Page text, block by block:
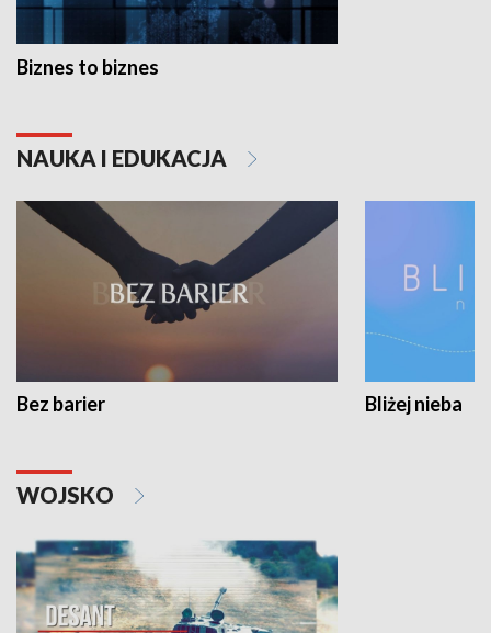
Biznes to biznes
NAUKA I EDUKACJA
Bez barier Bliżej nieba
WOJSKO